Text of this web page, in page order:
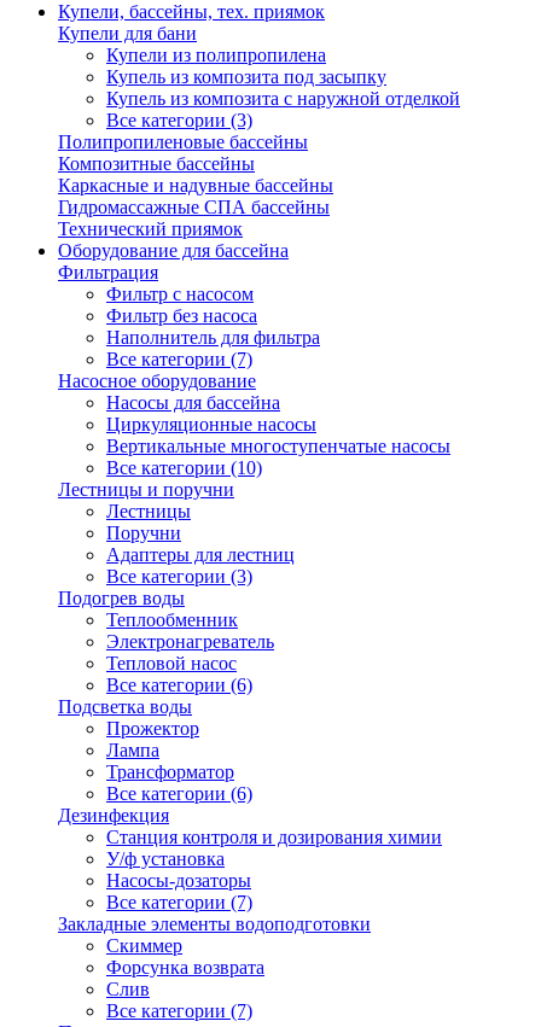
Купели, бассейны, тех. приямок
Купели для бани
Купели из полипропилена
Купель из композита под засыпку
Купель из композита с наружной отделкой
Все категории (3)
Полипропиленовые бассейны
Композитные бассейны
Каркасные и надувные бассейны
Гидромассажные СПА бассейны
Технический приямок
Оборудование для бассейна
Фильтрация
Фильтр с насосом
Фильтр без насоса
Наполнитель для фильтра
Все категории (7)
Насосное оборудование
Насосы для бассейна
Циркуляционные насосы
Вертикальные многоступенчатые насосы
Все категории (10)
Лестницы и поручни
Лестницы
Поручни
Адаптеры для лестниц
Все категории (3)
Подогрев воды
Теплообменник
Электронагреватель
Тепловой насос
Все категории (6)
Подсветка воды
Прожектор
Лампа
Трансформатор
Все категории (6)
Дезинфекция
Станция контроля и дозирования химии
У/ф установка
Насосы-дозаторы
Все категории (7)
Закладные элементы водоподготовки
Скиммер
Форсунка возврата
Слив
Все категории (7)